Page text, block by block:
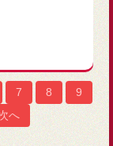
7 8
9
へ